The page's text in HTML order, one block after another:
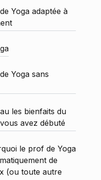
Yoga adaptée à
Yoga sans
les bienfaits du
avez débuté
le prof de Yoga
de
(ou toute autre